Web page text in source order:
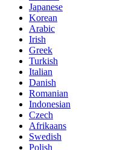
Japanese
Korean
Arabic
Irish
Greek
Turkish
Italian
Danish
Romanian
Indonesian
Czech
Afrikaans
Swedish
Polish